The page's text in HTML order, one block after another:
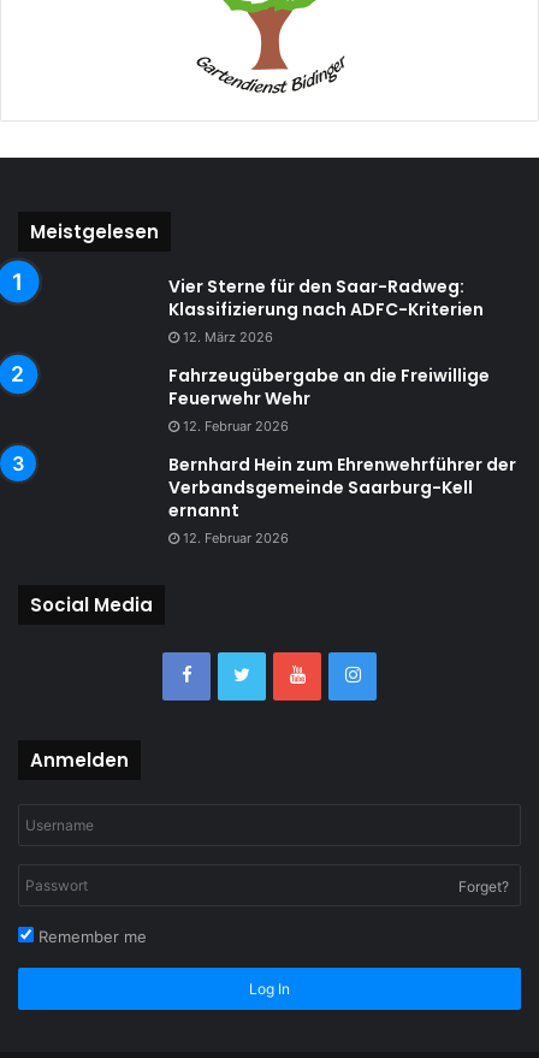
Meistgelesen
Vier Sterne für den Saar-Radweg:
Klassifizierung nach ADFC-Kriterien
12. März 2026
Fahrzeugübergabe an die Freiwillige
Feuerwehr Wehr
12. Februar 2026
Bernhard Hein zum Ehrenwehrführer der
Verbandsgemeinde Saarburg-Kell
ernannt
12. Februar 2026
Social Media
Anmelden
Forget?
Remember me
Log In